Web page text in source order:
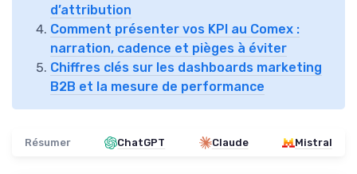
d’attribution
Comment présenter vos KPI au Comex :
narration, cadence et pièges à éviter
Chiffres clés sur les dashboards marketing
B2B et la mesure de performance
Résumer ChatGPT Claude Mistral